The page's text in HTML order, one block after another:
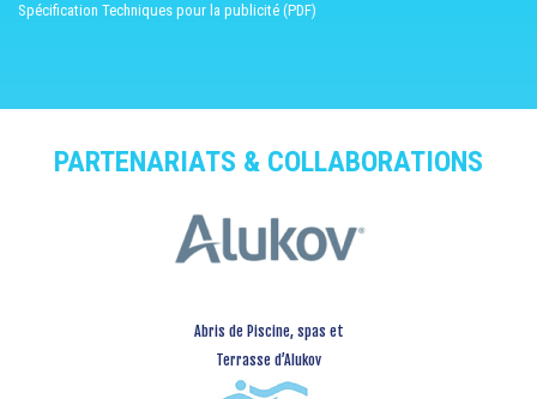
Spécification Techniques pour la publicité (PDF)
PARTENARIATS & COLLABORATIONS
Abris de Piscine, spas et
Terrasse d’Alukov